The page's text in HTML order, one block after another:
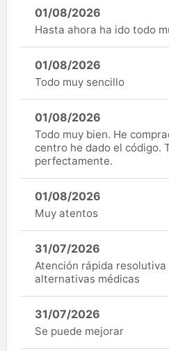
01/08/2026
Hasta ahora ha ido todo
01/08/2026
Todo muy sencillo
01/08/2026
Todo muy bien. He
centro he dado el código.
perfectamente.
01/08/2026
Muy atentos
31/07/2026
Atención rápida resolutiva
alternativas médicas
31/07/2026
Se puede mejorar